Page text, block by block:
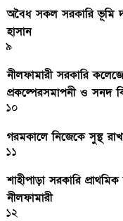
অবৈধ সকল সরকারি ভূমি
হাসান
৯
নীলফামারী সরকারি
প্রকল্পেরসমাপনী ও সনদ
১০
গরমকালে নিজেকে সুস্থ
১১
শাহীপাড়া সরকারি
নীলফামারী
১২